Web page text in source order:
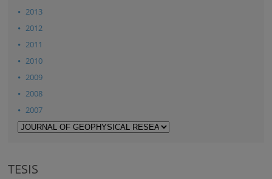
2013
2012
2011
2010
2009
2008
2007
TESIS